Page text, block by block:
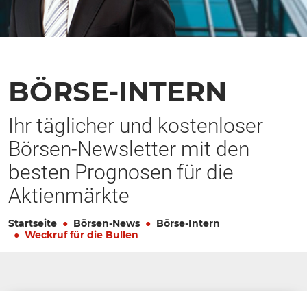
BÖRSE-INTERN
Ihr täglicher und kostenloser
Börsen-Newsletter mit den
besten Prognosen für die
Aktienmärkte
Startseite Börsen-News
Börse-Intern
Weckruf für die Bullen